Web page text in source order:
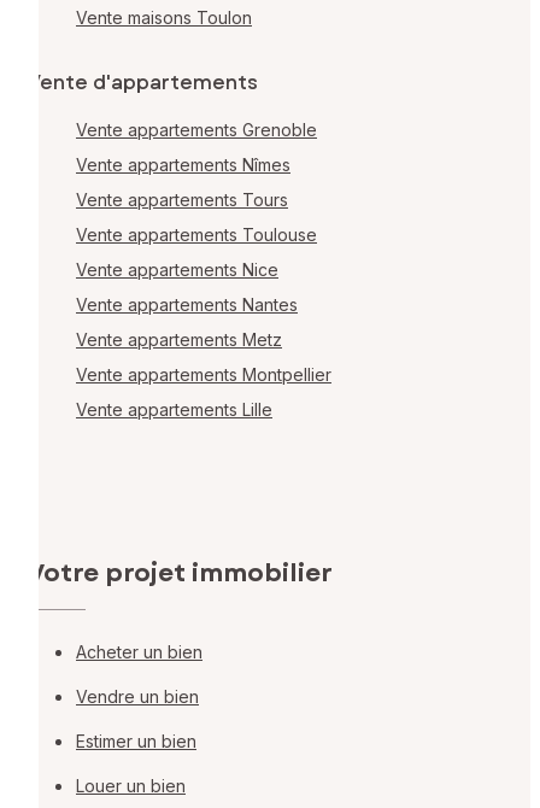
Vente maisons Toulon
Vente d'appartements
Vente appartements Grenoble
Vente appartements Nîmes
Vente appartements Tours
Vente appartements Toulouse
Vente appartements Nice
Vente appartements Nantes
Vente appartements Metz
Vente appartements Montpellier
Vente appartements Lille
Votre projet immobilier
Acheter un bien
Vendre un bien
Estimer un bien
Louer un bien